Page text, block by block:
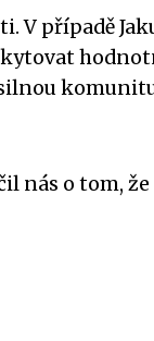
V případě
nás o tom, že